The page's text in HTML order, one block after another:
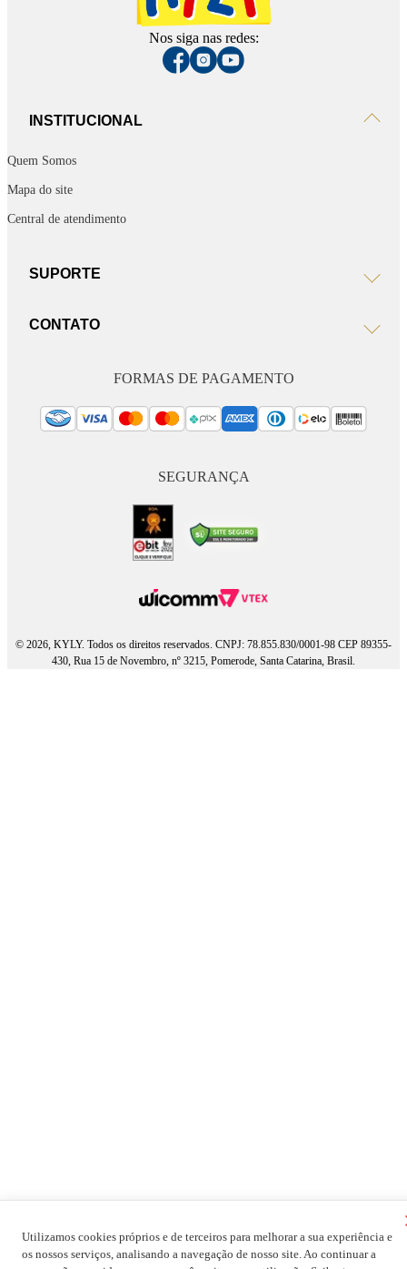
Utilizamos cookies próprios e de terceiros para melhorar a sua experiência e
os nossos serviços, analisando a navegação de nosso site. Ao continuar a
Nos siga nas redes:
INSTITUCIONAL
Quem Somos
Mapa do site
Central de atendimento
SUPORTE
CONTATO
FORMAS DE PAGAMENTO
SEGURANÇA
© 2026, KYLY. Todos os direitos reservados. CNPJ: 78.855.830/0001-98 CEP 89355-
430, Rua 15 de Novembro, nº 3215, Pomerode, Santa Catarina, Brasil.